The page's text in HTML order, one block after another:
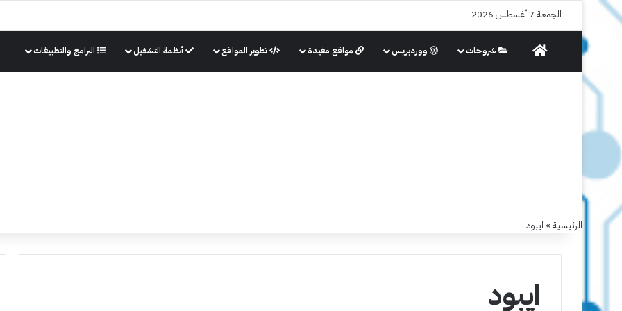
الجمعة 7 أغسطس 2026
الرئيسية شروحات ووردبريس مواقع مفيدة تطوير المواقع أنظمة التشغيل البرامج والتطبيقات
الرئيسية» ايبود
ايبود